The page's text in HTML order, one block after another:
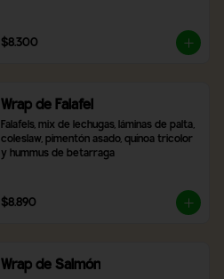
$8.300
Wrap de Falafel
Falafels, mix de lechugas, láminas de palta,
coleslaw, pimentón asado, quínoa tricolor
y hummus de betarraga
$8.890
Wrap de Salmón